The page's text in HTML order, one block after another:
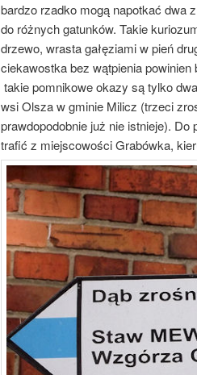
bardzo rzadko mogą napotkać dwa
do różnych gatunków. Takie
drzewo, wrasta gałęziami w pień
ciekawostka bez wątpienia
takie pomnikowe okazy są tylko
wsi Olsza w gminie Milicz (trzeci
prawdopodobnie już nie istnieje).
trafić z miejscowości Grabówka,